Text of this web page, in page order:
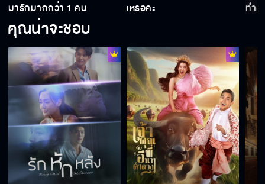
รุ้งมันก็แค่การหักเหของแสง
เสียใจด้วยนะ เรื่องพ่อแม่ของคุณ
ที่ต้องเอามา เพราะคุณไม่มีอะไรสักอย่าง
มารักมากกว่า 1 คน
เหรอคะ
ทำค
คุณน่าจะชอบ